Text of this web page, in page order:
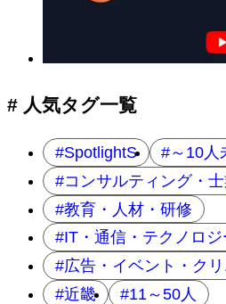
# 人気タグ一覧
SpotlightS ～10人
コンサルティング・
教育・人材・研修
IT・通信・テクノロジ
広告・イベント・ク
近畿
11～50人